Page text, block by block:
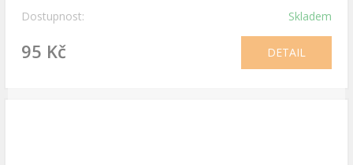
Dostupnost: Skladem
95 Kč DETAIL